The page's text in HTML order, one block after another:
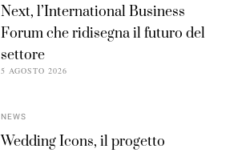
Next, l’International Business
Forum che ridisegna il futuro del
settore
5 AGOSTO 2026
NEWS
Wedding Icons, il progetto